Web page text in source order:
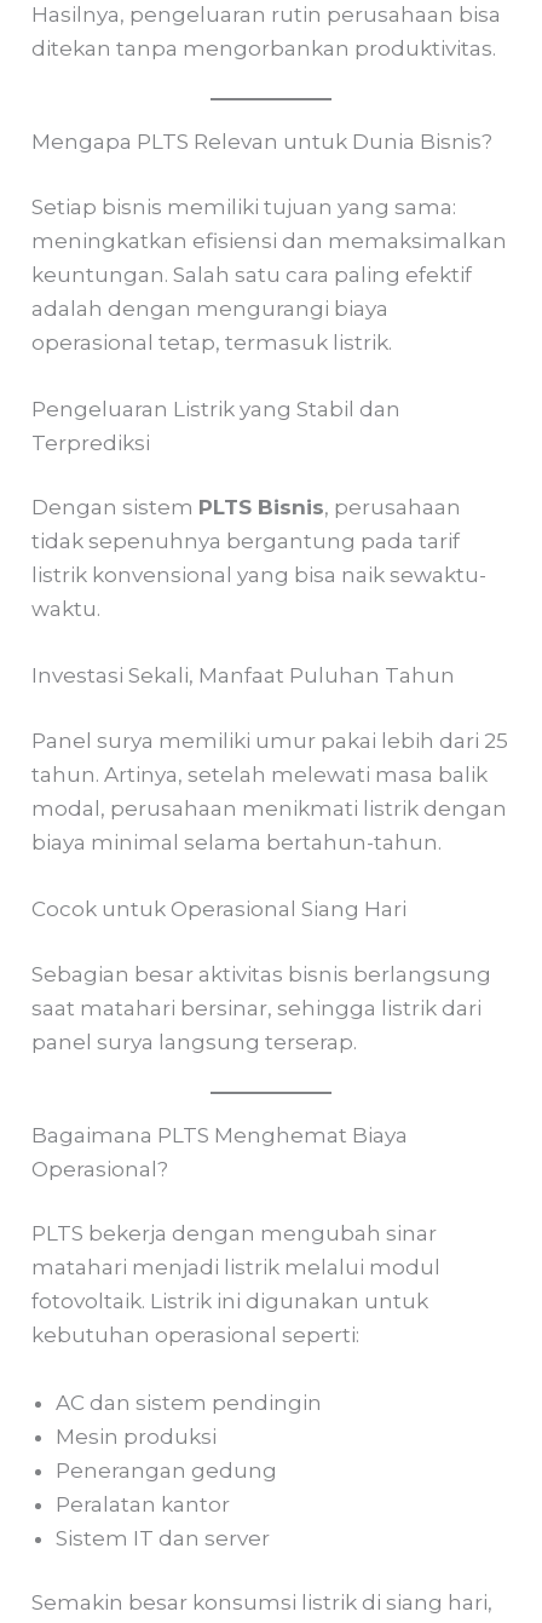
Hasilnya, pengeluaran rutin perusahaan bisa
ditekan tanpa mengorbankan produktivitas.
Mengapa PLTS Relevan untuk Dunia Bisnis?
Setiap bisnis memiliki tujuan yang sama:
meningkatkan efisiensi dan memaksimalkan
keuntungan. Salah satu cara paling efektif
adalah dengan mengurangi biaya
operasional tetap, termasuk listrik.
Pengeluaran Listrik yang Stabil dan
Terprediksi
Dengan sistem PLTS Bisnis, perusahaan
tidak sepenuhnya bergantung pada tarif
listrik konvensional yang bisa naik sewaktu-
waktu.
Investasi Sekali, Manfaat Puluhan Tahun
Panel surya memiliki umur pakai lebih dari 25
tahun. Artinya, setelah melewati masa balik
modal, perusahaan menikmati listrik dengan
biaya minimal selama bertahun-tahun.
Cocok untuk Operasional Siang Hari
Sebagian besar aktivitas bisnis berlangsung
saat matahari bersinar, sehingga listrik dari
panel surya langsung terserap.
Bagaimana PLTS Menghemat Biaya
Operasional?
PLTS bekerja dengan mengubah sinar
matahari menjadi listrik melalui modul
fotovoltaik. Listrik ini digunakan untuk
kebutuhan operasional seperti:
AC dan sistem pendingin
Mesin produksi
Penerangan gedung
Peralatan kantor
Sistem IT dan server
Semakin besar konsumsi listrik di siang hari,